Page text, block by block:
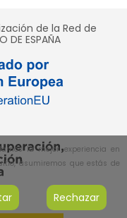
de la Red de
DE ESPAÑA
la mejor experiencia en
asumiremos que estás de
Rechazar